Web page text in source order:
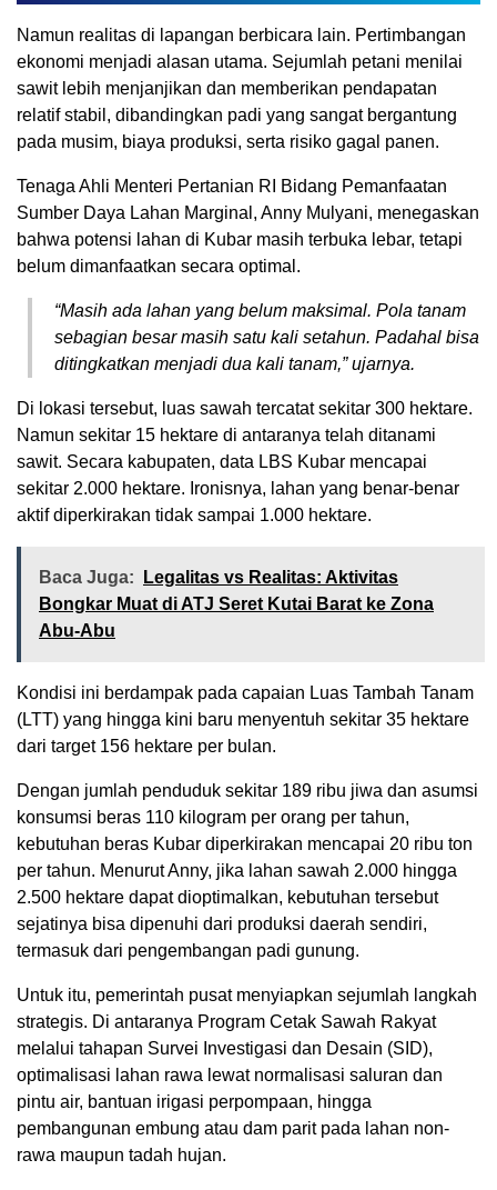
Namun realitas di lapangan berbicara lain. Pertimbangan
ekonomi menjadi alasan utama. Sejumlah petani menilai
sawit lebih menjanjikan dan memberikan pendapatan
relatif stabil, dibandingkan padi yang sangat bergantung
pada musim, biaya produksi, serta risiko gagal panen.
Tenaga Ahli Menteri Pertanian RI Bidang Pemanfaatan
Sumber Daya Lahan Marginal, Anny Mulyani, menegaskan
bahwa potensi lahan di Kubar masih terbuka lebar, tetapi
belum dimanfaatkan secara optimal.
“Masih ada lahan yang belum maksimal. Pola tanam
sebagian besar masih satu kali setahun. Padahal bisa
ditingkatkan menjadi dua kali tanam,” ujarnya.
Di lokasi tersebut, luas sawah tercatat sekitar 300 hektare.
Namun sekitar 15 hektare di antaranya telah ditanami
sawit. Secara kabupaten, data LBS Kubar mencapai
sekitar 2.000 hektare. Ironisnya, lahan yang benar-benar
aktif diperkirakan tidak sampai 1.000 hektare.
Baca Juga:
Legalitas vs Realitas: Aktivitas
Bongkar Muat di ATJ Seret Kutai Barat ke Zona
Abu-Abu
Kondisi ini berdampak pada capaian Luas Tambah Tanam
(LTT) yang hingga kini baru menyentuh sekitar 35 hektare
dari target 156 hektare per bulan.
Dengan jumlah penduduk sekitar 189 ribu jiwa dan asumsi
konsumsi beras 110 kilogram per orang per tahun,
kebutuhan beras Kubar diperkirakan mencapai 20 ribu ton
per tahun. Menurut Anny, jika lahan sawah 2.000 hingga
2.500 hektare dapat dioptimalkan, kebutuhan tersebut
sejatinya bisa dipenuhi dari produksi daerah sendiri,
termasuk dari pengembangan padi gunung.
Untuk itu, pemerintah pusat menyiapkan sejumlah langkah
strategis. Di antaranya Program Cetak Sawah Rakyat
melalui tahapan Survei Investigasi dan Desain (SID),
optimalisasi lahan rawa lewat normalisasi saluran dan
pintu air, bantuan irigasi perpompaan, hingga
pembangunan embung atau dam parit pada lahan non-
rawa maupun tadah hujan.